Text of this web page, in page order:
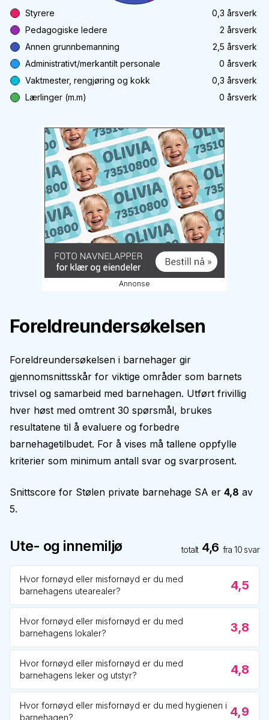
Styrere 0,3 årsverk
Pedagogiske ledere
2 årsverk
Annen grunnbemanning
2,5 årsverk
Administrativt/merkantilt personale
0 årsverk
Vaktmester, rengjøring og kokk
0,3 årsverk
Lærlinger (m.m)
0 årsverk
Annonse
Foreldreundersøkelsen
Foreldreundersøkelsen i barnehager gir
gjennomsnittsskår for viktige områder som barnets
trivsel og samarbeid med barnehagen. Utført frivillig
hver høst med omtrent 30 spørsmål, brukes
resultatene til å evaluere og forbedre
barnehagetilbudet. For å vises må tallene oppfylle
kriterier som minimum antall svar og svarprosent.
Snittscore for Stølen private barnehage SA er 4,8 av
5.
Ute- og innemiljø totalt 4,6 fra10 svar
Hvor fornøyd eller misfornøyd er du med
barnehagens utearealer?
4,5
Hvor fornøyd eller misfornøyd er du med
barnehagens lokaler?
3,8
Hvor fornøyd eller misfornøyd er du med
barnehagens leker og utstyr?
4,8
Hvor fornøyd eller misfornøyd er du med hygienen i
barnehagen?
4,9